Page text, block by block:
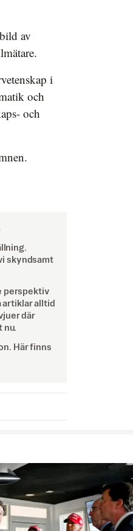
av
i
och
och
skyndsamt
perspektiv
artiklar alltid
där
nu.
Här finns